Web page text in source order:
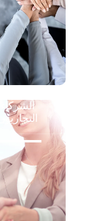
الشركاء
التجاريون